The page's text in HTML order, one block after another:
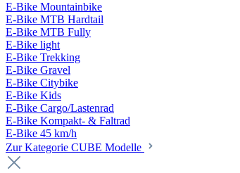
E-Bike Mountainbike
E-Bike MTB Hardtail
E-Bike MTB Fully
E-Bike light
E-Bike Trekking
E-Bike Gravel
E-Bike Citybike
E-Bike Kids
E-Bike Cargo/Lastenrad
E-Bike Kompakt- & Faltrad
E-Bike 45 km/h
Zur Kategorie CUBE Modelle